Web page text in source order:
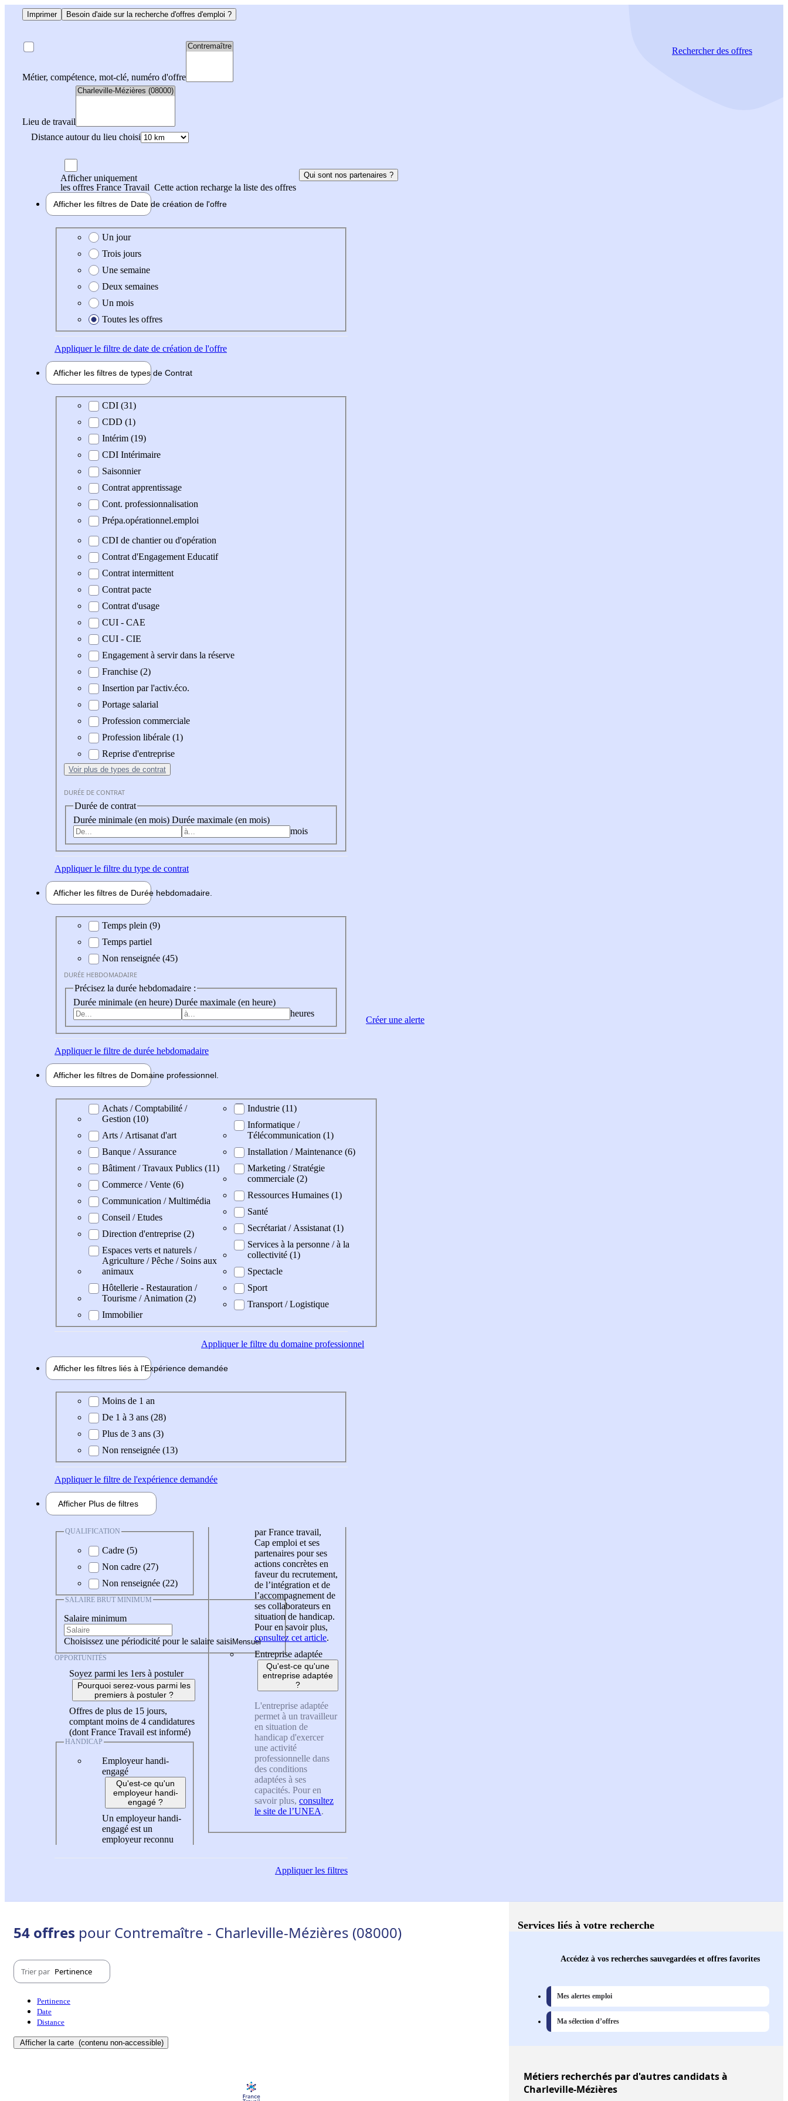
Imprimer Besoin d'aide sur la recherche d'offres d'emploi ?
Métier, compétence, mot-clé, numéro d'offre
Lieu de travail
Distance autour du lieu choisi
Rechercherdes offres
Afficher uniquement
les offres France Travail Cette action recharge la liste des offres
Qui sont nos partenaires ?
Afficher les filtres de Date de création de l'offre
Date de création de l'offre
Un jour
Trois jours
Une semaine
Deux semaines
Un mois
Toutes les offres
Appliquerle filtre de date de création de l'offre
Afficher les filtres de types de Contrat
Type de contratCDI (31)
CDD (1)
Intérim (19)
CDI Intérimaire
Saisonnier
Contrat apprentissage
Cont. professionnalisation
Prépa.opérationnel.emploi
CDI de chantier ou d'opération
Contrat d'Engagement Educatif
Contrat intermittent
Contrat pacte
Contrat d'usage
CUI - CAE
CUI - CIE
Engagement à servir dans la réserve
Franchise (2)
Insertion par l'activ.éco.
Portage salarial
Profession commerciale
Profession libérale (1)
Reprise d'entreprise
Voir plus de types de contrat
DURÉE DE CONTRAT
Durée de contrat
Durée minimale (en mois) Durée maximale (en mois)
mois
Appliquerle filtre du type de contrat
Afficher les filtres de Durée hebdomadaire
Durée hebdomadaire
Temps plein (9)
Temps partiel
Non renseignée (45)
DURÉE HEBDOMADAIRE
Précisez la durée hebdomadaire :
Durée minimale (en heure) Durée maximale (en heure)
heures
Appliquerle filtre de durée hebdomadaire
Afficher les filtres de Domaine professionnel
Domaine professionel
Achats / Comptabilité /
Gestion (10)
Arts / Artisanat d'art
Banque / Assurance
Bâtiment / Travaux Publics (11)
Commerce / Vente (6)
Communication / Multimédia
Conseil / Etudes
Direction d'entreprise (2)
Espaces verts et naturels /
Agriculture / Pêche / Soins aux
animaux
Hôtellerie - Restauration /
Tourisme / Animation (2)
Immobilier
Industrie (11)
Informatique /
Télécommunication (1)
Installation / Maintenance (6)
Marketing / Stratégie
commerciale (2)
Ressources Humaines (1)
Santé
Secrétariat / Assistanat (1)
Services à la personne / à la
collectivité (1)
Spectacle
Sport
Transport / Logistique
Appliquerle filtre du domaine professionnel
Afficher les filtres liés à l'Expérience demandée
Expérience demandée
Moins de 1 an
De 1 à 3 ans (28)
Plus de 3 ans (3)
Non renseignée (13)
Appliquerle filtre de l'expérience demandée
Afficher Plus de filtres
QUALIFICATION
Cadre (5)
Non cadre (27)
Non renseignée (22)
SALAIRE BRUT MINIMUM
Salaire minimum
Choisissez une périodicité pour le salaire saisi
OPPORTUNITÉS
Soyez parmi les 1ers à postuler
Pourquoi serez-vous parmi les
premiers à postuler ?
Offres de plus de 15 jours,
comptant moins de 4 candidatures
(dont France Travail est informé)
HANDICAP
Employeur handi-
engagé
Qu'est-ce qu'un
employeur handi-
engagé ?
Un employeur handi-
engagé est un
employeur reconnu
par France travail,
Cap emploi et ses
partenaires pour ses
actions concrètes en
faveur du recrutement,
de l’intégration et de
l’accompagnement de
ses collaborateurs en
situation de handicap.
Pour en savoir plus,
consultez cet article.
Entreprise adaptée
Qu'est-ce qu'une
entreprise adaptée
?
L'entreprise adaptée
permet à un travailleur
en situation de
handicap d'exercer
une activité
professionnelle dans
des conditions
adaptées à ses
capacités. Pour en
savoir plus, consultez
le site de l’UNEA.
Appliquerles filtres
Créer une alerte
54 offres pour Contremaître - Charleville-Mézières (08000)
Trier par Pertinence
Pertinence
Date
Distance
Afficher la carte (contenu non-accessible)
Services liés à votre recherche
Accédez à vos recherches sauvegardées et offres favorites
Mes alertes emploi
Ma sélection d’offres
Métiers recherchés par d'autres candidats à
Charleville-Mézières